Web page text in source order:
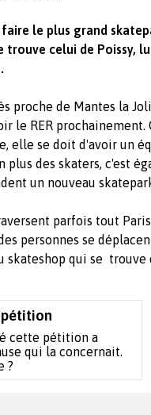
le plus grand
trouve celui de Poissy,
proche de Mantes la
le RER prochainement.
elle se doit d'avoir un
plus des skaters, c'est
un nouveau
parfois tout
personnes se
skateshop qui se trouve
cette pétition a
qui la concernait.
?